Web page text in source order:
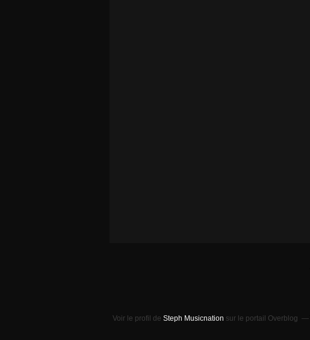
Voir le profil de Steph Musicnation sur le portail Overblog